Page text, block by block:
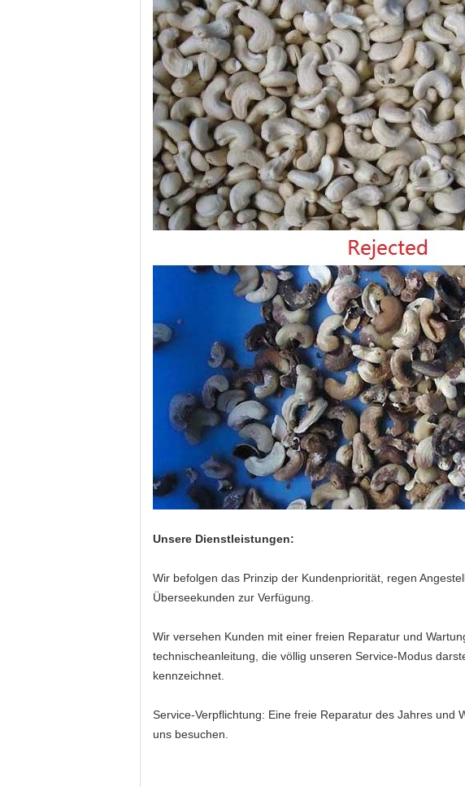
Unsere Dienstleistungen:
Wir befolgen das Prinzip der Kundenpriorität, regen
Überseekunden zur Verfügung.
Wir versehen Kunden mit einer freien Reparatur und
technischeanleitung, die völlig unseren Service-Modus
kennzeichnet.
Service-Verpflichtung: Eine freie Reparatur des Jahres und
uns besuchen.